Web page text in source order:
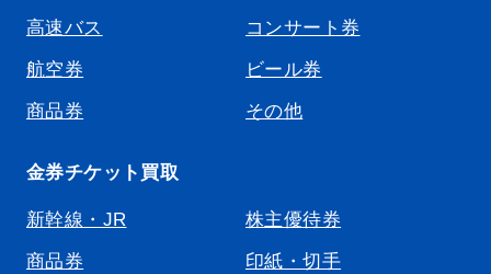
高速バス
コンサート券
航空券
ビール券
商品券
その他
金券チケット買取
新幹線・JR
株主優待券
商品券
印紙・切手